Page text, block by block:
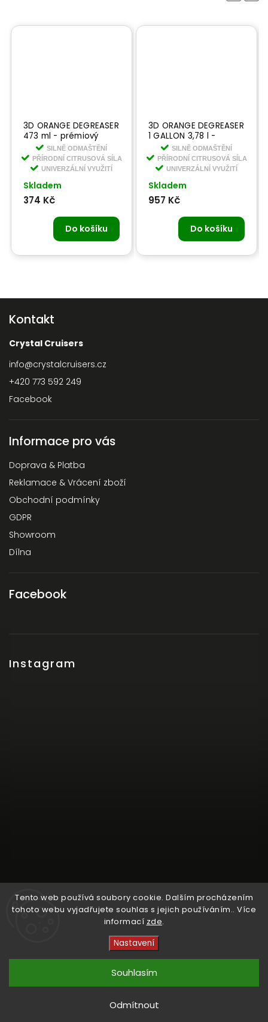
Tento web používá soubory cookie. Dalším procházením
tohoto webu vyjadřujete souhlas s jejich používáním.. Více
informací zde.
Nastavení
Odmítnout
Souhlasím
3D ORANGE DEGREASER
473 ml - prémiový
univerzální čistič
SILNĚ ODMAŠTĚNÍ
PŘÍRODNÍ CITRUSOVÁ SÍLA
UNIVERZÁLNÍ VYUŽITÍ
Skladem
374 Kč
Do košíku
3D ORANGE DEGREASER
1 GALLON 3,78 l -
prémiový univerzální
čistič
SILNĚ ODMAŠTĚNÍ
PŘÍRODNÍ CITRUSOVÁ SÍLA
UNIVERZÁLNÍ VYUŽITÍ
Skladem
957 Kč
Do košíku
Kontakt
Crystal Cruisers
info@crystalcruisers.cz
+420 773 592 249
Facebook
Informace pro vás
Doprava & Platba
Reklamace & Vrácení zboží
Obchodní podmínky
GDPR
Showroom
Dílna
Facebook
Instagram
Crystal Cruisers
vyhrazena.